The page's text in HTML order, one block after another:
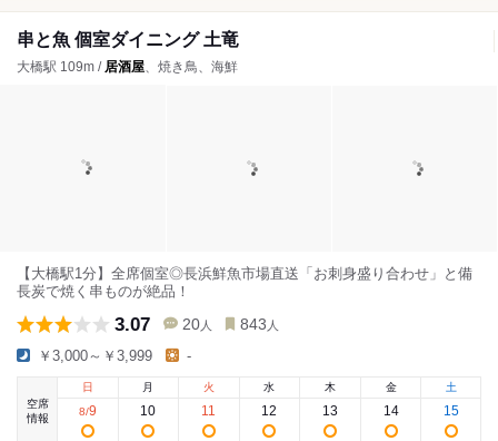
串と魚 個室ダイニング 土竜
大橋駅 109m / 居酒屋、焼き鳥、海鮮
【大橋駅1分】全席個室◎長浜鮮魚市場直送「お刺身盛り合わせ」と備
長炭で焼く串ものが絶品！
3.07 20 人 843 人
￥3,000～￥3,999 -
空席
情報
日
8/9
月
10
火
11
水
12
木
13
金
14
土
15